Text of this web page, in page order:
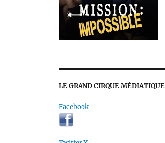
LE GRAND CIRQUE MÉDIATIQUE
Facebook